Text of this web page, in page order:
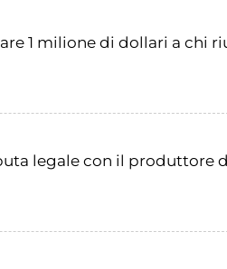
1 milione di dollari a chi
legale con il produttore